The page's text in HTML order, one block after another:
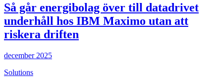
Så går energibolag över till datadrivet
underhåll hos IBM Maximo utan att
riskera driften
december 2025
Solutions